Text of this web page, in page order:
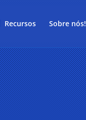
Recursos Sobre nós!